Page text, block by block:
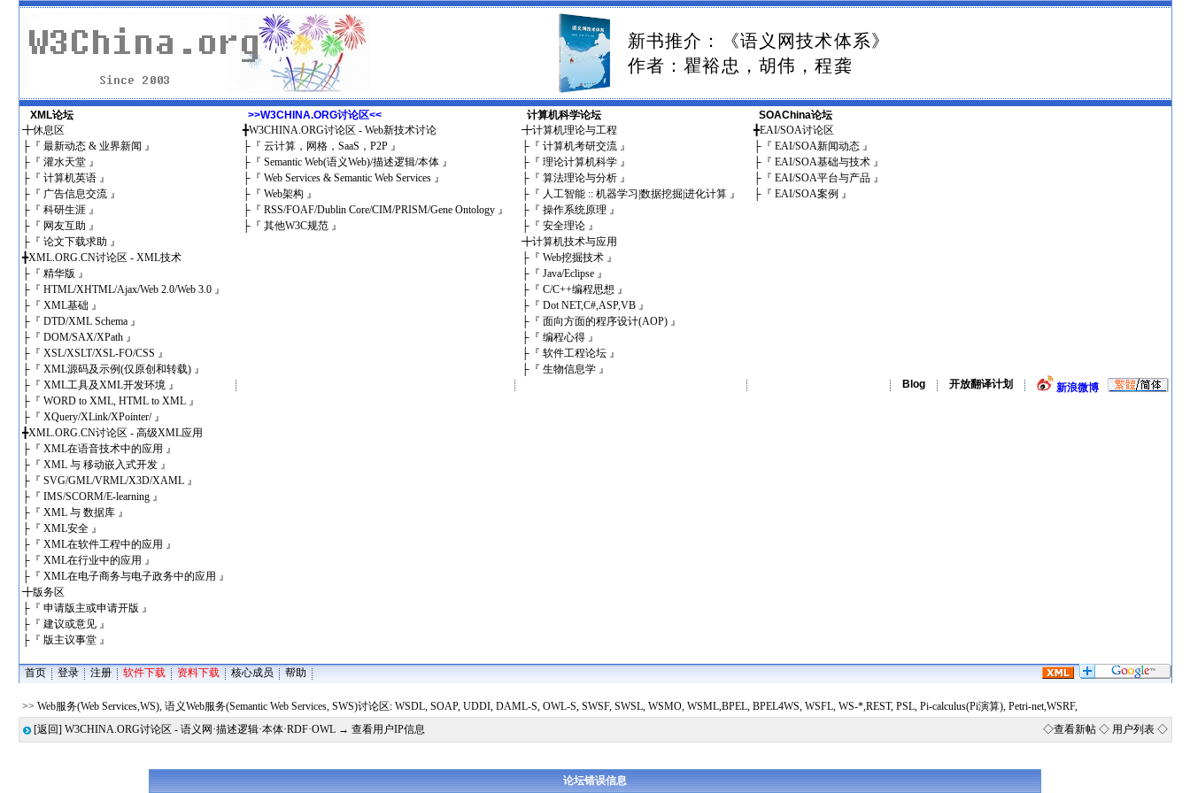
新书推介：《语义网技术体系》
作者：瞿裕忠，胡伟，程龚
XML论坛
╋休息区
├『 最新动态 & 业界新闻 』
├『 灌水天堂 』
├『 计算机英语 』
├『 广告信息交流 』
├『 科研生涯 』
├『 网友互助 』
├『 论文下载求助 』
╋XML.ORG.CN讨论区 - XML技术
├『 精华版 』
├『 HTML/XHTML/Ajax/Web 2.0/Web 3.0 』
├『 XML基础 』
├『 DTD/XML Schema 』
├『 DOM/SAX/XPath 』
├『 XSL/XSLT/XSL-FO/CSS 』
├『 XML源码及示例(仅原创和转载) 』
├『 XML工具及XML开发环境 』
├『 WORD to XML, HTML to XML 』
├『 XQuery/XLink/XPointer/ 』
╋XML.ORG.CN讨论区 - 高级XML应用
├『 XML在语音技术中的应用 』
├『 XML 与 移动嵌入式开发 』
├『 SVG/GML/VRML/X3D/XAML 』
├『 IMS/SCORM/E-learning 』
├『 XML 与 数据库 』
├『 XML安全 』
├『 XML在软件工程中的应用 』
├『 XML在行业中的应用 』
├『 XML在电子商务与电子政务中的应用 』
╋版务区
├『 申请版主或申请开版 』
├『 建议或意见 』
├『 版主议事堂 』
>>W3CHINA.ORG讨论区<<
╋W3CHINA.ORG讨论区 - Web新技术讨论
├『 云计算，网格，SaaS，P2P 』
├『 Semantic Web(语义Web)/描述逻辑/本体 』
├『 Web Services & Semantic Web Services 』
├『 Web架构 』
├『 RSS/FOAF/Dublin Core/CIM/PRISM/Gene Ontology 』
├『 其他W3C规范 』
计算机科学论坛
╋计算机理论与工程
├『 计算机考研交流 』
├『 理论计算机科学 』
├『 算法理论与分析 』
├『 人工智能 :: 机器学习|数据挖掘|进化计算 』
├『 操作系统原理 』
├『 安全理论 』
╋计算机技术与应用
├『 Web挖掘技术 』
├『 Java/Eclipse 』
├『 C/C++编程思想 』
├『 Dot NET,C#,ASP,VB 』
├『 面向方面的程序设计(AOP) 』
├『 编程心得 』
├『 软件工程论坛 』
├『 生物信息学 』
SOAChina论坛
╋EAI/SOA讨论区
├『 EAI/SOA新闻动态 』
├『 EAI/SOA基础与技术 』
├『 EAI/SOA平台与产品 』
├『 EAI/SOA案例 』
Blog 开放翻译计划 新浪微博
首页 登录 注册 软件下载 资料下载 核心成员 帮助
>> Web服务(Web Services,WS), 语义Web服务(Semantic Web Services, SWS)讨论区: WSDL, SOAP, UDDI, DAML-S, OWL-S, SWSF, SWSL, WSMO, WSML,BPEL, BPEL4WS, WSFL, WS-*,REST, PSL, Pi-calculus(Pi演算), Petri-net,WSRF,
[返回] W3CHINA.ORG讨论区 - 语义网·描述逻辑·本体·RDF·OWL→ 查看用户IP信息 ◇查看新帖◇ 用户列表◇
论坛错误信息